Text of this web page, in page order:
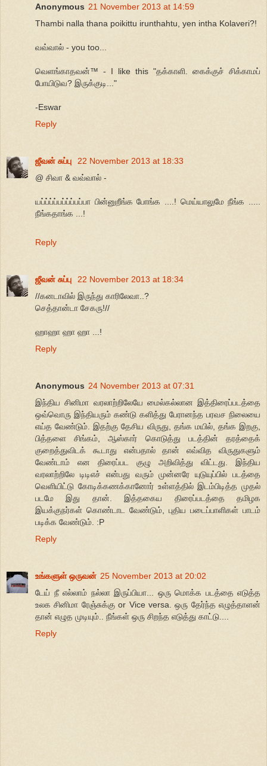
Anonymous 21 November 2013 at 14:59
Thambi nalla thana poikittu irunthahtu, yen intha Kolaveri?!
வவ்வால் - you too...
வெளங்காதவன்™ - I like this "தக்காளி. கைக்குச் சிக்காமப்
போயிடுவ? இருக்குடி..."
-Eswar
Reply
ஜீவன் சுப்பு
22 November 2013 at 18:33
@ சிவா & வவ்வால் -
யப்ப்ப்ப்பப்ப்ப்பப்பா பின்னுறீங்க போங்க ....! மெய்யாலுமே நீங்க .....
நீங்கதாங்க ...!
Reply
ஜீவன் சுப்பு
22 November 2013 at 18:34
//கனடாவில் இருந்து காரிலேவா..?
செத்தான்டா சேகரு!//
ஹாஹா ஹா ஹா ...!
Reply
Anonymous 24 November 2013 at 07:31
இந்திய சினிமா வரலாற்றிலேயே மைல்கல்லான இத்திரைப்படத்தை
ஒவ்வொரு இந்தியரும் கண்டு களித்து பேரானந்த பரவச நிலையை
எய்த வேண்டும். இதற்கு தேசிய விருது, தங்க மயில், தங்க இறகு,
பித்தளை சிங்கம், ஆஸ்கார் கொடுத்து படத்தின் தரத்தைக்
குறைத்துவிடக் கூடாது என்பதால் தான் எவ்வித விருதுகளும்
வேண்டாம் என திரைப்பட குழு அறிவித்து விட்டது. இந்திய
வரலாற்றிலே டிடிஎச் என்பது வரும் முன்னரே யுடுயுப்பில் படத்தை
வெளியிட்டு கோடிக்கணக்கானோர் உள்ளத்தில் இடம்பிடித்த முதல்
படமே இது தான். இத்தகைய திரைப்படத்தை தமிழக
இயக்குநர்கள் கொண்டாட வேண்டும், புதிய படைப்பாளிகள் பாடம்
படிக்க வேண்டும். :P
Reply
உங்களுள் ஒருவன் 25 November 2013 at 20:02
டேய் நீ எல்லாம் நல்லா இருப்பியா... ஒரு மொக்க படத்தை எடுத்த
உலக சினிமா ரேஞ்சுக்கு or Vice versa. ஒரு தேர்ந்த எழுத்தாளன்
தான் எழுத முடியும்.. நீங்கள் ஒரு சிறந்த எடுத்து காட்டு....
Reply